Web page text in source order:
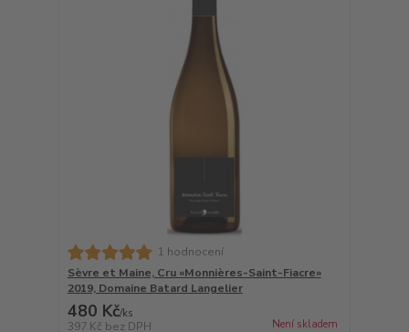
1 hodnocení
Sèvre et Maine, Cru «Monnières-Saint-Fiacre»
2019, Domaine Batard Langelier
480 Kč/ks
397 Kč bez DPH Není skladem